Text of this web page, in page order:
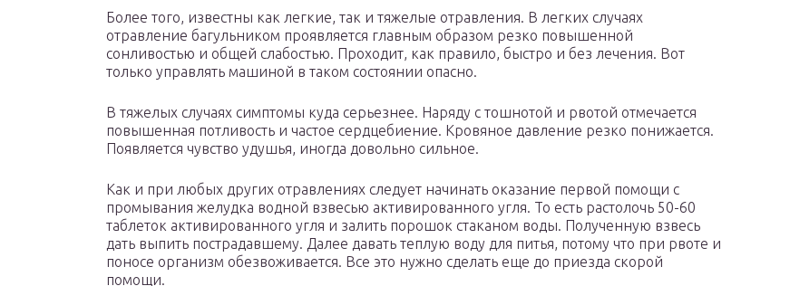
Более того, известны как легкие, так и тяжелые отравления. В легких случаях
отравление багульником проявляется главным образом резко повышенной
сонливостью и общей слабостью. Проходит, как правило, быстро и без лечения. Вот
только управлять машиной в таком состоянии опасно.
В тяжелых случаях симптомы куда серьезнее. Наряду с тошнотой и рвотой отмечается
повышенная потливость и частое сердцебиение. Кровяное давление резко понижается.
Появляется чувство удушья, иногда довольно сильное.
Как и при любых других отравлениях следует начинать оказание первой помощи с
промывания желудка водной взвесью активированного угля. То есть растолочь 50-60
таблеток активированного угля и залить порошок стаканом воды. Полученную взвесь
дать выпить пострадавшему. Далее давать теплую воду для питья, потому что при рвоте и
поносе организм обезвоживается. Все это нужно сделать еще до приезда скорой
помощи.